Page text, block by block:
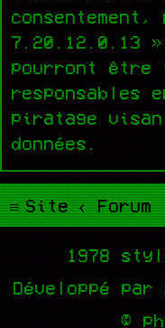
7.20.12.0.13
pourront être
responsables
piratage
données.
Site Forum
1978
Développé par
©